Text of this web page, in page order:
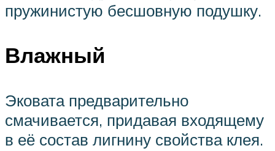
пружинистую бесшовную подушку.
Влажный
Эковата предварительно
смачивается, придавая входящему
в её состав лигнину свойства клея.